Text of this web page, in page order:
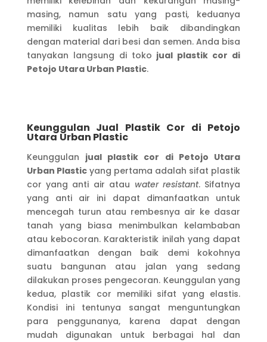
masing, namun satu yang pasti, keduanya
memiliki kualitas lebih baik dibandingkan
dengan material dari besi dan semen. Anda bisa
tanyakan langsung di toko jual plastik cor di
Petojo Utara Urban Plastic.
Keunggulan Jual Plastik Cor di Petojo
Utara Urban Plastic
Keunggulan jual plastik cor di Petojo Utara
Urban Plasticyang pertama adalah sifat plastik
cor yang anti air atau water resistant. Sifatnya
yang anti air ini dapat dimanfaatkan untuk
mencegah turun atau rembesnya air ke dasar
tanah yang biasa menimbulkan kelambaban
atau kebocoran. Karakteristik inilah yang dapat
dimanfaatkan dengan baik demi kokohnya
suatu bangunan atau jalan yang sedang
dilakukan proses pengecoran. Keunggulan yang
kedua, plastik cor memiliki sifat yang elastis.
Kondisi ini tentunya sangat menguntungkan
para penggunanya, karena dapat dengan
mudah digunakan untuk berbagai hal dan